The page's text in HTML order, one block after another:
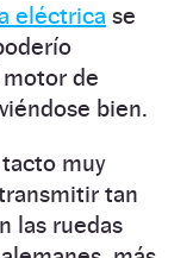
eléctrica se
de
bien.
muy
tan
las ruedas